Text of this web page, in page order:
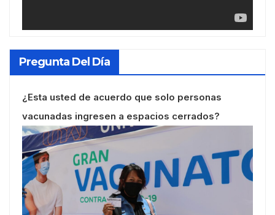
Pregunta Del Día
¿Esta usted de acuerdo que solo personas
vacunadas ingresen a espacios cerrados?